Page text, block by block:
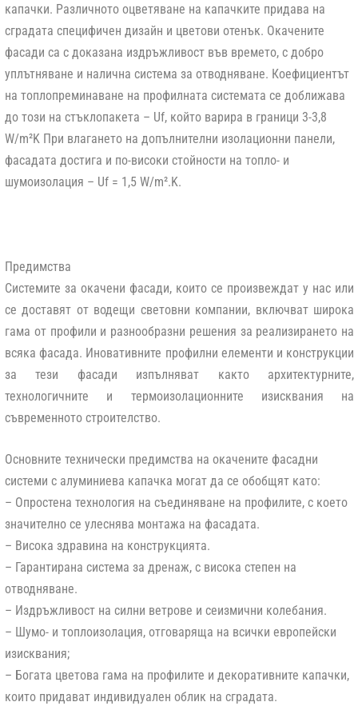
капачки. Различното оцветяване на капачките придава на
сградата специфичен дизайн и цветови отенък. Окачените
фасади са с доказана издръжливост във времето, с добро
уплътняване и налична система за отводняване. Коефициентът
на топлопреминаване на профилната системата се доближава
до този на стъклопакета – Uf, който варира в граници 3-3,8
W/m²K При влагането на допълнителни изолационни панели,
фасадата достига и по-високи стойности на топло- и
шумоизолация – Uf = 1,5 W/m².K.
Предимства
Системите за окачени фасади, които се произвеждат у нас или
се доставят от водещи световни компании, включват широка
гама от профили и разнообразни решения за реализирането на
всяка фасада. Иновативните профилни елементи и конструкции
за тези фасади изпълняват както архитектурните,
технологичните и термоизолационните изисквания на
съвременното строителство.
Основните технически предимства на окачените фасадни
системи с алуминиева капачка могат да се обобщят като:
– Опростена технология на съединяване на профилите, с което
значително се улеснява монтажа на фасадата.
– Висока здравина на конструкцията.
– Гарантирана система за дренаж, с висока степен на
отводняване.
– Издръжливост на силни ветрове и сеизмични колебания.
– Шумо- и топлоизолация, отговаряща на всички европейски
изисквания;
– Богата цветова гама на профилите и декоративните капачки,
които придават индивидуален облик на сградата.